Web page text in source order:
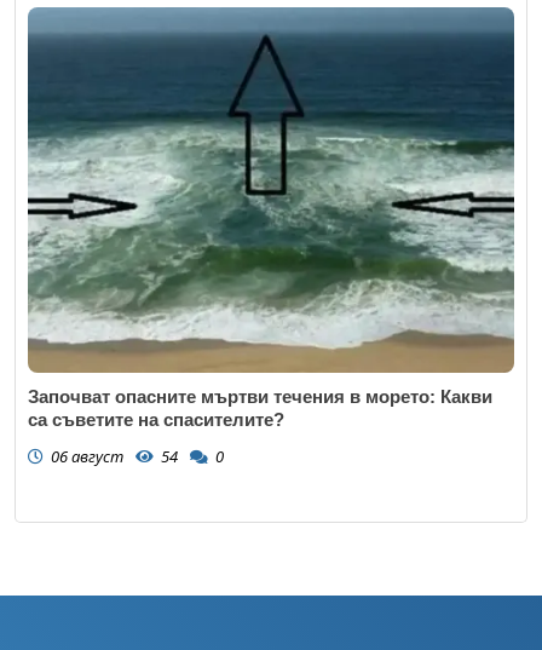
Започват опасните мъртви течения в морето: Какви
са съветите на спасителите?
06 август 54 0